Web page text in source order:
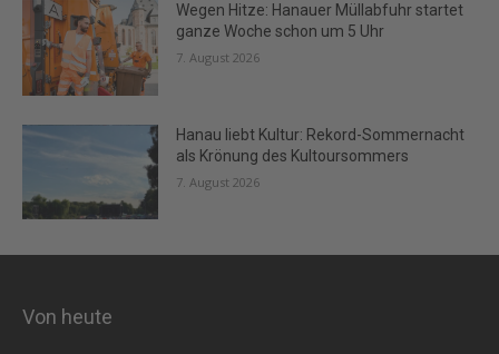
Wegen Hitze: Hanauer Müllabfuhr startet
ganze Woche schon um 5 Uhr
7. August 2026
Hanau liebt Kultur: Rekord-Sommernacht
als Krönung des Kultoursommers
7. August 2026
Von heute